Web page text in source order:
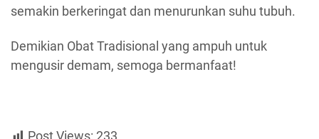
semakin berkeringat dan menurunkan suhu tubuh.
Demikian Obat Tradisional yang ampuh untuk
mengusir demam, semoga bermanfaat!
Post Views: 233